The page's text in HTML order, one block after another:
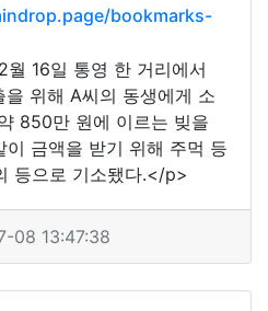
bookmarks-
16일 통영 한 거리에서
위해 A씨의 동생에게 소
850만 원에 이르는 빚을
금액을 받기 위해 주먹 등
등으로 기소됐다.</p>
08 13:47:38